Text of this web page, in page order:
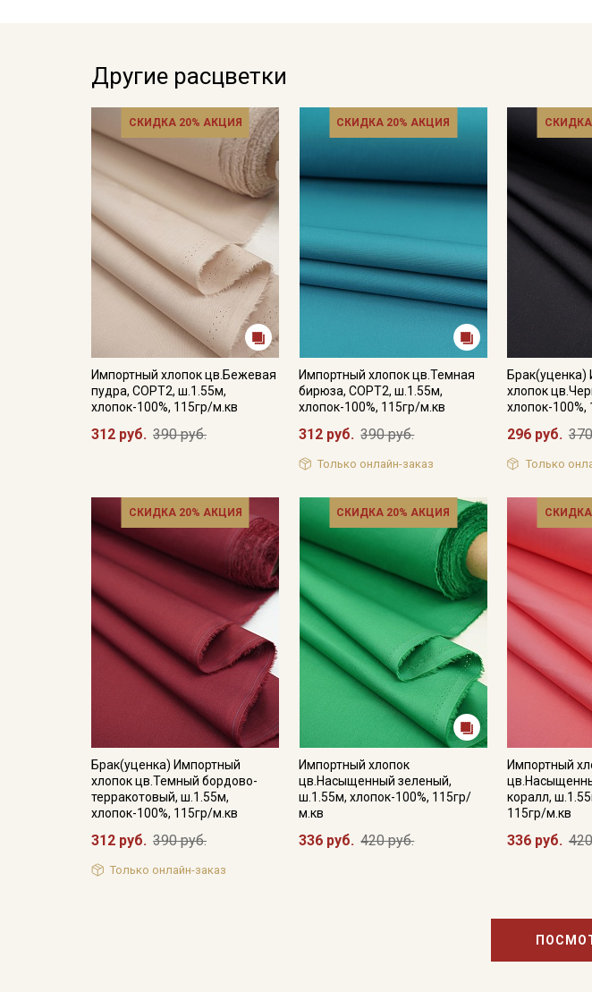
Другие расцветки
СКИДКА 20% АКЦИЯ
Импортный хлопок цв.Бежевая
пудра, СОРТ2, ш.1.55м,
хлопок-100%, 115гр/м.кв
312 руб. 390 руб.
СКИДКА 20% АКЦИЯ
Импортный хлопок цв.Темная
бирюза, СОРТ2, ш.1.55м,
хлопок-100%, 115гр/м.кв
312 руб. 390 руб.
Только онлайн-заказ
СКИДКА
Брак(уценка)
хлопок
хлопок-100%,
296 руб.
Только
СКИДКА 20% АКЦИЯ
Брак(уценка) Импортный
хлопок цв.Темный бордово-
терракотовый, ш.1.55м,
хлопок-100%, 115гр/м.кв
312 руб. 390 руб.
Только онлайн-заказ
СКИДКА 20% АКЦИЯ
Импортный хлопок
цв.Насыщенный зеленый,
ш.1.55м, хлопок-100%, 115гр/
м.кв
336 руб. 420 руб.
СКИДКА
Импортный
коралл,
115гр/м.кв
336 руб.
Мы публикуем
промокоды и
Электронная почта
Ознакомлен(а) с
Согласие
данных